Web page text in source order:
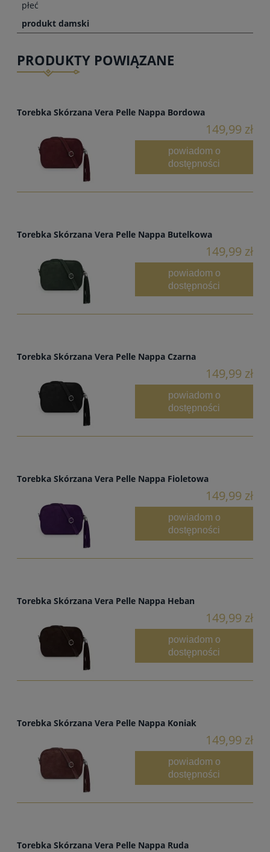
płeć
produkt damski
PRODUKTY POWIĄZANE
Torebka Skórzana Vera Pelle Nappa Bordowa
149,99 zł
powiadom o
dostępności
Torebka Skórzana Vera Pelle Nappa Butelkowa
149,99 zł
powiadom o
dostępności
Torebka Skórzana Vera Pelle Nappa Czarna
149,99 zł
powiadom o
dostępności
Torebka Skórzana Vera Pelle Nappa Fioletowa
149,99 zł
powiadom o
dostępności
Torebka Skórzana Vera Pelle Nappa Heban
149,99 zł
powiadom o
dostępności
Torebka Skórzana Vera Pelle Nappa Koniak
149,99 zł
powiadom o
dostępności
Torebka Skórzana Vera Pelle Nappa Ruda